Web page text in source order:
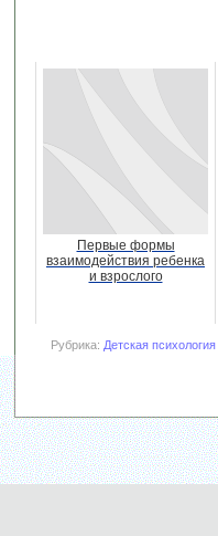
Первые формы
взаимодействия ребенка
и взрослого
Рубрика: Детская психология